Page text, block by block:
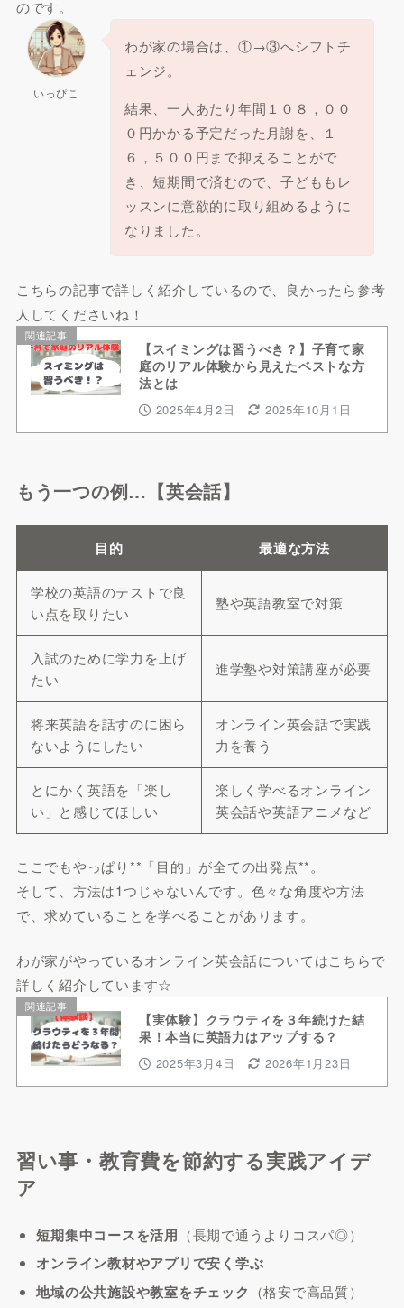
のです。
いっぴこ
わが家の場合は、①→③へシフトチ
ェンジ。
結果、一人あたり年間１０８，００
０円かかる予定だった月謝を、１
６，５００円まで抑えることがで
き、短期間で済むので、子どももレ
ッスンに意欲的に取り組めるように
なりました。
こちらの記事で詳しく紹介しているので、良かったら参考
人してくださいね！
関連記事
【スイミングは習うべき？】子育て家
庭のリアル体験から見えたベストな方
法とは
2025年4月2日 2025年10月1日
もう一つの例…【英会話】
目的 最適な方法
学校の英語のテストで良
い点を取りたい
塾や英語教室で対策
入試のために学力を上げ
たい
進学塾や対策講座が必要
将来英語を話すのに困ら
ないようにしたい
オンライン英会話で実践
力を養う
とにかく英語を「楽し
い」と感じてほしい
楽しく学べるオンライン
英会話や英語アニメなど
ここでもやっぱり**「目的」が全ての出発点**。
そして、方法は1つじゃないんです。色々な角度や方法
で、求めていることを学べることがあります。
わが家がやっているオンライン英会話についてはこちらで
詳しく紹介しています☆
関連記事
【実体験】クラウティを３年続けた結
果！本当に英語力はアップする？
2025年3月4日 2026年1月23日
習い事・教育費を節約する実践アイデ
ア
短期集中コースを活用 （長期で通うよりコスパ◎）
オンライン教材やアプリで安く学ぶ
地域の公共施設や教室をチェック （格安で高品質）